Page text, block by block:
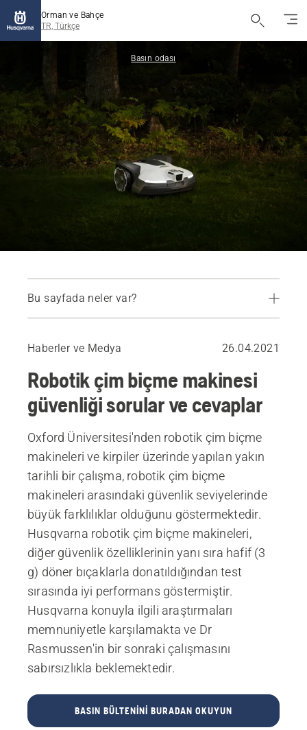
Orman ve Bahçe
TR, Türkçe
Basın odası
Bu sayfada neler var?
Haberler ve Medya 26.04.2021
Robotik çim biçme makinesi
güvenliği sorular ve cevaplar
Oxford Üniversitesi'nden robotik çim biçme
makineleri ve kirpiler üzerinde yapılan yakın
tarihli bir çalışma, robotik çim biçme
makineleri arasındaki güvenlik seviyelerinde
büyük farklılıklar olduğunu göstermektedir.
Husqvarna robotik çim biçme makineleri,
diğer güvenlik özelliklerinin yanı sıra hafif (3
g) döner bıçaklarla donatıldığından test
sırasında iyi performans göstermiştir.
Husqvarna konuyla ilgili araştırmaları
memnuniyetle karşılamakta ve Dr
Rasmussen'in bir sonraki çalışmasını
sabırsızlıkla beklemektedir.
BASIN BÜLTENINI BURADAN OKUYUN